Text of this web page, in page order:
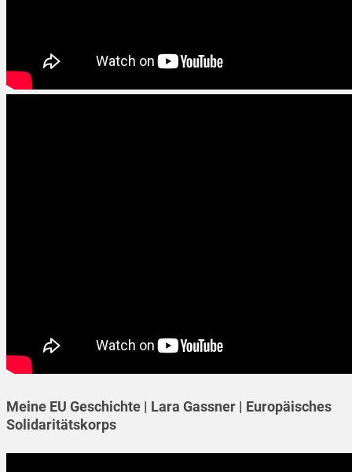
Meine EU Geschichte | Lara Gassner | Europäisches
Solidaritätskorps